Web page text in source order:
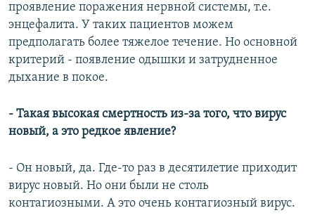
проявление поражения нервной системы, т.е.
энцефалита. У таких пациентов можем
предполагать более тяжелое течение. Но основной
критерий - появление одышки и затрудненное
дыхание в покое.
- Такая высокая смертность из-за того, что вирус
новый, а это редкое явление?
- Он новый, да. Где-то раз в десятилетие приходит
вирус новый. Но они были не столь
контагиозными. А это очень контагиозный вирус.